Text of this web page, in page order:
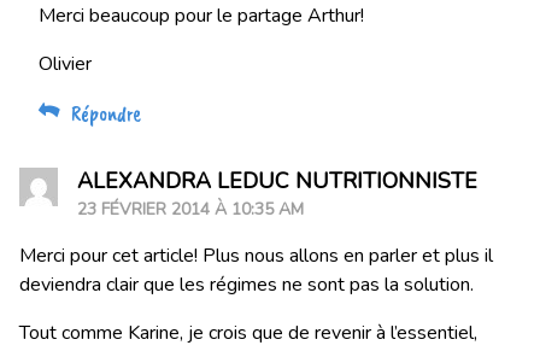
Merci beaucoup pour le partage Arthur!
Olivier
Répondre
ALEXANDRA LEDUC NUTRITIONNISTE
23 FÉVRIER 2014 À 10:35 AM
Merci pour cet article! Plus nous allons en parler et plus il
deviendra clair que les régimes ne sont pas la solution.
Tout comme Karine, je crois que de revenir à l’essentiel,